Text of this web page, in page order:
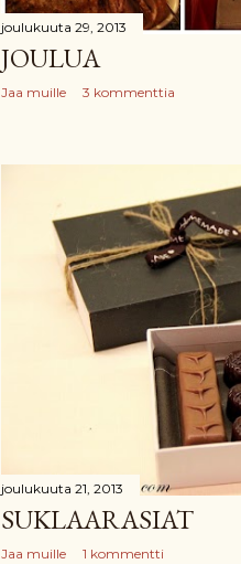
joulukuuta 29, 2013
JOULUA
Jaa muille 3 kommenttia
joulukuuta 21, 2013
SUKLAARASIAT
Jaa muille 1 kommentti